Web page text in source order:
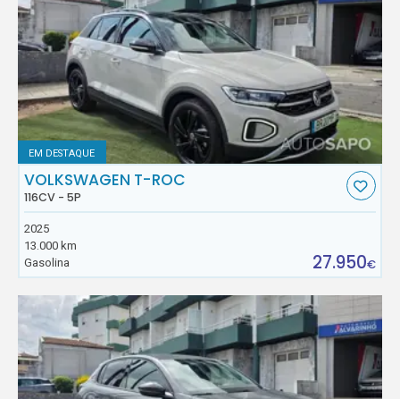
EM DESTAQUE
VOLKSWAGEN T-ROC
116CV - 5P
2025
13.000 km
Gasolina
27.950€